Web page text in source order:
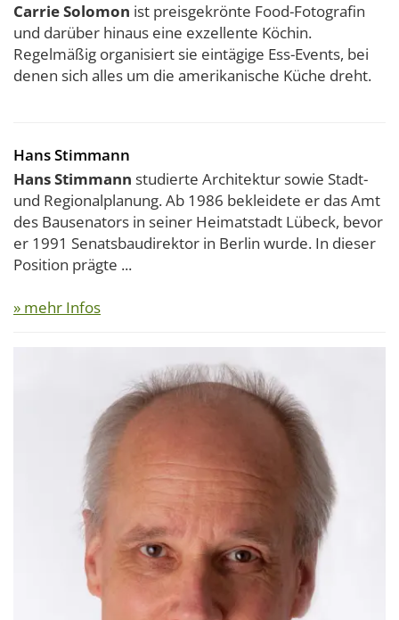
Carrie Solomon ist preisgekrönte Food-Fotografin
und darüber hinaus eine exzellente Köchin.
Regelmäßig organisiert sie eintägige Ess-Events, bei
denen sich alles um die amerikanische Küche dreht.
Hans Stimmann
Hans Stimmann studierte Architektur sowie Stadt-
und Regionalplanung. Ab 1986 bekleidete er das Amt
des Bausenators in seiner Heimatstadt Lübeck, bevor
er 1991 Senatsbaudirektor in Berlin wurde. In dieser
Position prägte ...
» mehr Infos